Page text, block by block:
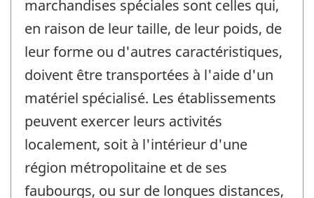
marchandises spéciales sont celles qui,
en raison de leur taille, de leur poids, de
leur forme ou d'autres caractéristiques,
doivent être transportées à l'aide d'un
matériel spécialisé. Les établissements
peuvent exercer leurs activités
localement, soit à l'intérieur d'une
région métropolitaine et de ses
faubourgs, ou sur de longues distances,